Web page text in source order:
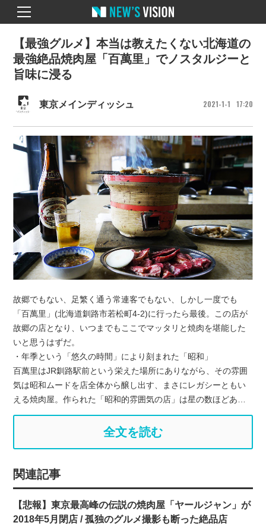
東京メインディッシュ 2021 1 1 17 20
【最強グルメ】本当は教えたくない北海道の
最強絶品焼肉屋「百萬里」でノスタルジーと
旨味に浸る
故郷でもない、足繁く通う常連客でもない、しかし一度でも
「百萬里」(北海道釧路市若松町4-2)に行ったら最後。この店が
故郷の店となり、いつまでもここでマッタリと焼肉を堪能した
いと思うはずだ。
・年季という「悠久の時間」により刻まれた「昭和」
百萬里はJR釧路駅前という栄えた場所にありながら、その雰囲
気は昭和ムードを店全体から醸し出す、まさにレガシーともい
える焼肉屋。作られた「昭和的雰囲気の店」は星の数ほどあ…
全文を読む
関連記事
【悲報】東京最高峰の伝説の焼肉屋「ヤールジャン」が
2018年5月閉店 / 孤独のグルメ撮影も断った絶品店